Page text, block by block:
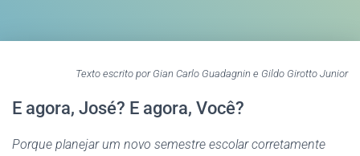
Texto escrito por Gian Carlo Guadagnin e Gildo Girotto Junior
E agora, José? E agora, Você?
Porque planejar um novo semestre escolar corretamente